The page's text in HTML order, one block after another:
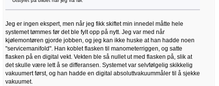
Jeg er ingen ekspert, men når jeg fikk skiftet min innedel måtte hele
systemet tømmes før det ble fylt opp på nytt. Jeg var med når
kjølemontøren gjorde jobben, og jeg kan ikke huske at han hadde noen
"servicemanifold". Han koblet flasken til manometerriggen, og satte
flasken på en digital vekt. Vekten ble så nullet ut med flasken på, slik at
det skulle være lett å se differansen. Systemet var selvfølgelig skikkelig
vakuumert først, og han hadde en digital absoluttvakuummåler til å sjekke
vakuumet.